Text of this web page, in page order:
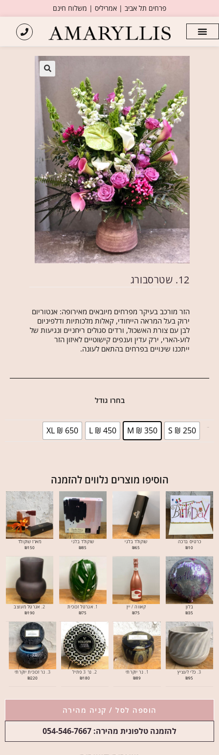
פרחים תל אביב | אמריליס | משלוח חינם
12. שטרסבורג
הזר מורכב בעיקר מפרחים מיובאים מאירופה: אנטוריום
ירוק בעל המראה הייחודי, קאלות מלכותיות ודלפיניום
לבן עם צורת האשכול, ורדים סגולים ריחניים ונגיעות של
לוע-הארי, ירק עדין וענפים קישוטיים לאיזון הזר
ייתכנו שינויים בפרחים בהתאם לעונה.
בחרו גודל
S ₪ 250
M ₪ 350
L ₪ 450
XL ₪ 650
הוסיפו מוצרים נלווים להזמנה
כרטיס ברכה
₪10
שוקולד בלגי
₪65
שוקולד בלגי
₪85
מארז שוקולד
₪150
בלון
₪35
קאווה / יין
₪75
1. אגרטל זכוכית
₪75
2. אגרטל מעוצב
₪190
3. כלי לעציץ
₪95
1. נר יוקרתי
₪89
2. נר 3 פתיל
₪180
3. נר זכוכית יוקרתי
₪220
הוספה לסל / קניה מהירה
להזמנה טלפונית מהירה: 054-546-7667